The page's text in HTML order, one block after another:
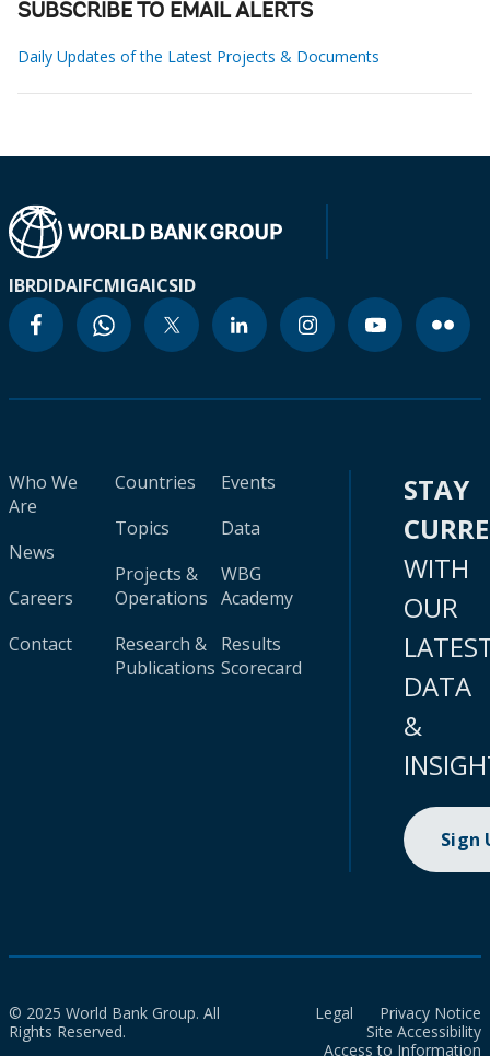
SUBSCRIBE TO EMAIL ALERTS
Daily Updates of the Latest Projects & Documents
IBRDIDAIFCMIGAICSID
Who We
Are
News
Careers
Contact
Countries
Topics
Projects &
Operations
Research &
Publications
Events
Data
WBG
Academy
Results
Scorecard
STAY
WITH
OUR
DATA
&
Sign
© 2025 World Bank Group. All
Rights Reserved.
Legal
Privacy Notice
Site Accessibility
Access to Information